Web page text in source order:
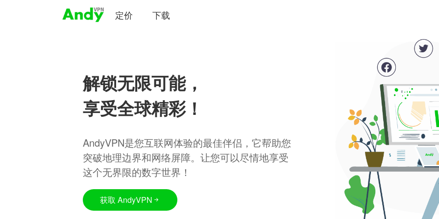
定价 下载
解锁无限可能，
享受全球精彩！
AndyVPN是您互联网体验的最佳伴侣，它帮助您
突破地理边界和网络屏障。让您可以尽情地享受
这个无界限的数字世界！
获取 AndyVPN